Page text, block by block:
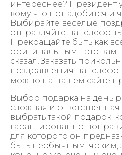
интереснее? Президент
кому что понадобится и
Выбирайте веселые
отправляйте на
Прекращайте быть как
оригинальным – это вам
сказал! Заказать
поздравления на
можно на нашем сайте
Выбор подарка на день
сложная и
выбрать такой подарок,
гарантированно
для которого он
быть необычным,